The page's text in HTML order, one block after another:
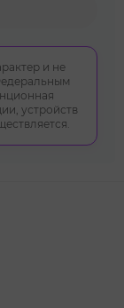
и не
устройств